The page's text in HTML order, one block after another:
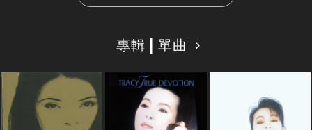
專輯 | 單曲